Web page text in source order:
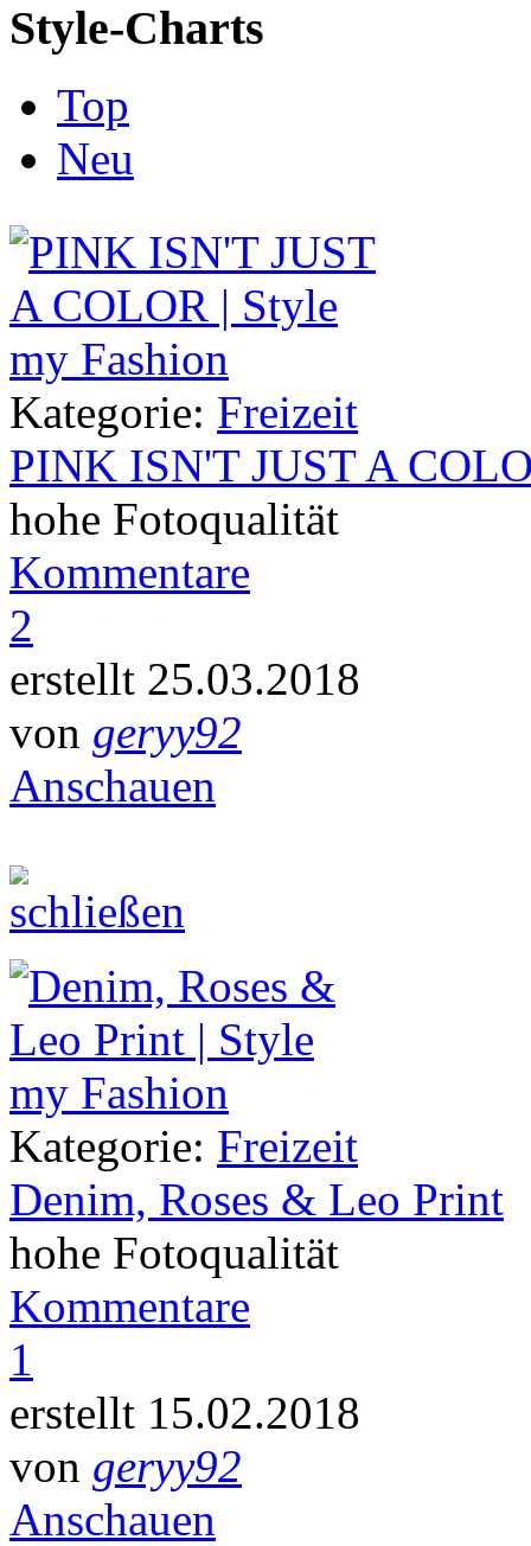
Style-Charts
Top
Neu
Kategorie: Freizeit
PINK ISN'T JUST A
hohe Fotoqualität
Kommentare
2
erstellt 25.03.2018
von geryy92
Anschauen
Kategorie: Freizeit
Denim, Roses & Leo Print
hohe Fotoqualität
Kommentare
1
erstellt 15.02.2018
von geryy92
Anschauen